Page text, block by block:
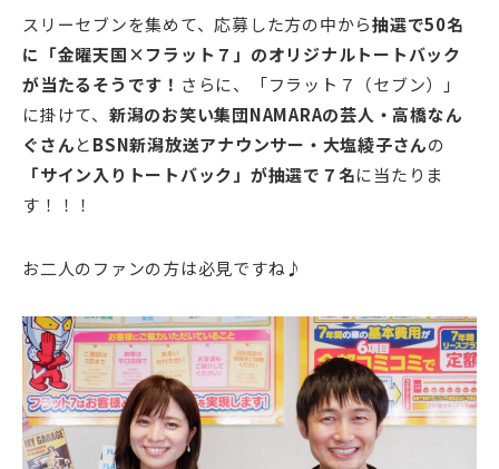
スリーセブンを集めて、応募した方の中から抽選で50名
に「金曜天国×フラット７」のオリジナルトートバック
が当たるそうです！ さらに、「フラット７（セブン）」
に掛けて、 新潟のお笑い集団NAMARAの芸人・高橋なん
ぐさんとBSN新潟放送アナウンサー・大塩綾子さんの
「サイン入りトートバック」が抽選で７名に当たりま
す！！！
お二人のファンの方は必見ですね♪